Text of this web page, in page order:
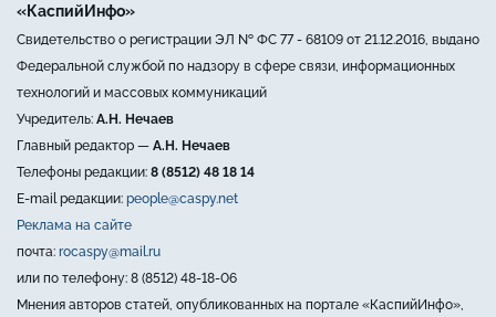
«КаспийИнфо»
Свидетельство о регистрации ЭЛ № ФС 77 - 68109 от 21.12.2016, выдано
Федеральной службой по надзору в сфере связи, информационных
технологий и массовых коммуникаций
Учредитель: А.Н. Нечаев
Главный редактор — А.Н. Нечаев
Телефоны редакции: 8 (8512) 48 18 14
E-mail редакции: people@caspy.net
Реклама на сайте
почта: rocaspy@mail.ru
или по телефону: 8 (8512) 48-18-06
Мнения авторов статей, опубликованных на портале «КаспийИнфо»,